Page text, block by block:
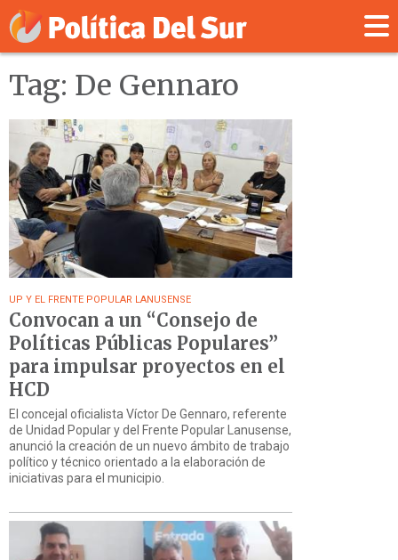
Tag: De Gennaro
UP Y EL FRENTE POPULAR LANUSENSE
Convocan a un “Consejo de
Políticas Públicas Populares”
para impulsar proyectos en el
HCD
El concejal oficialista Víctor De Gennaro, referente
de Unidad Popular y del Frente Popular Lanusense,
anunció la creación de un nuevo ámbito de trabajo
político y técnico orientado a la elaboración de
iniciativas para el municipio.